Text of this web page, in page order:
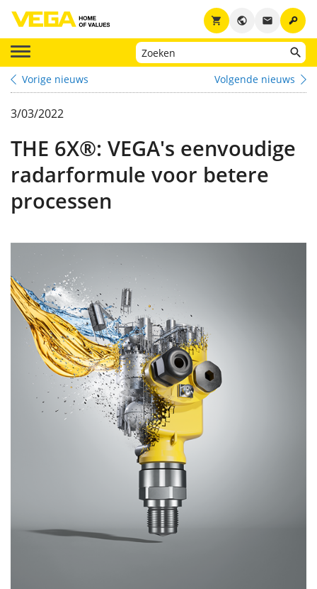
key
email
public
shopping_cart
Vorige nieuws Volgende nieuws
3/03/2022
THE 6X®: VEGA's eenvoudige
radarformule voor betere
processen